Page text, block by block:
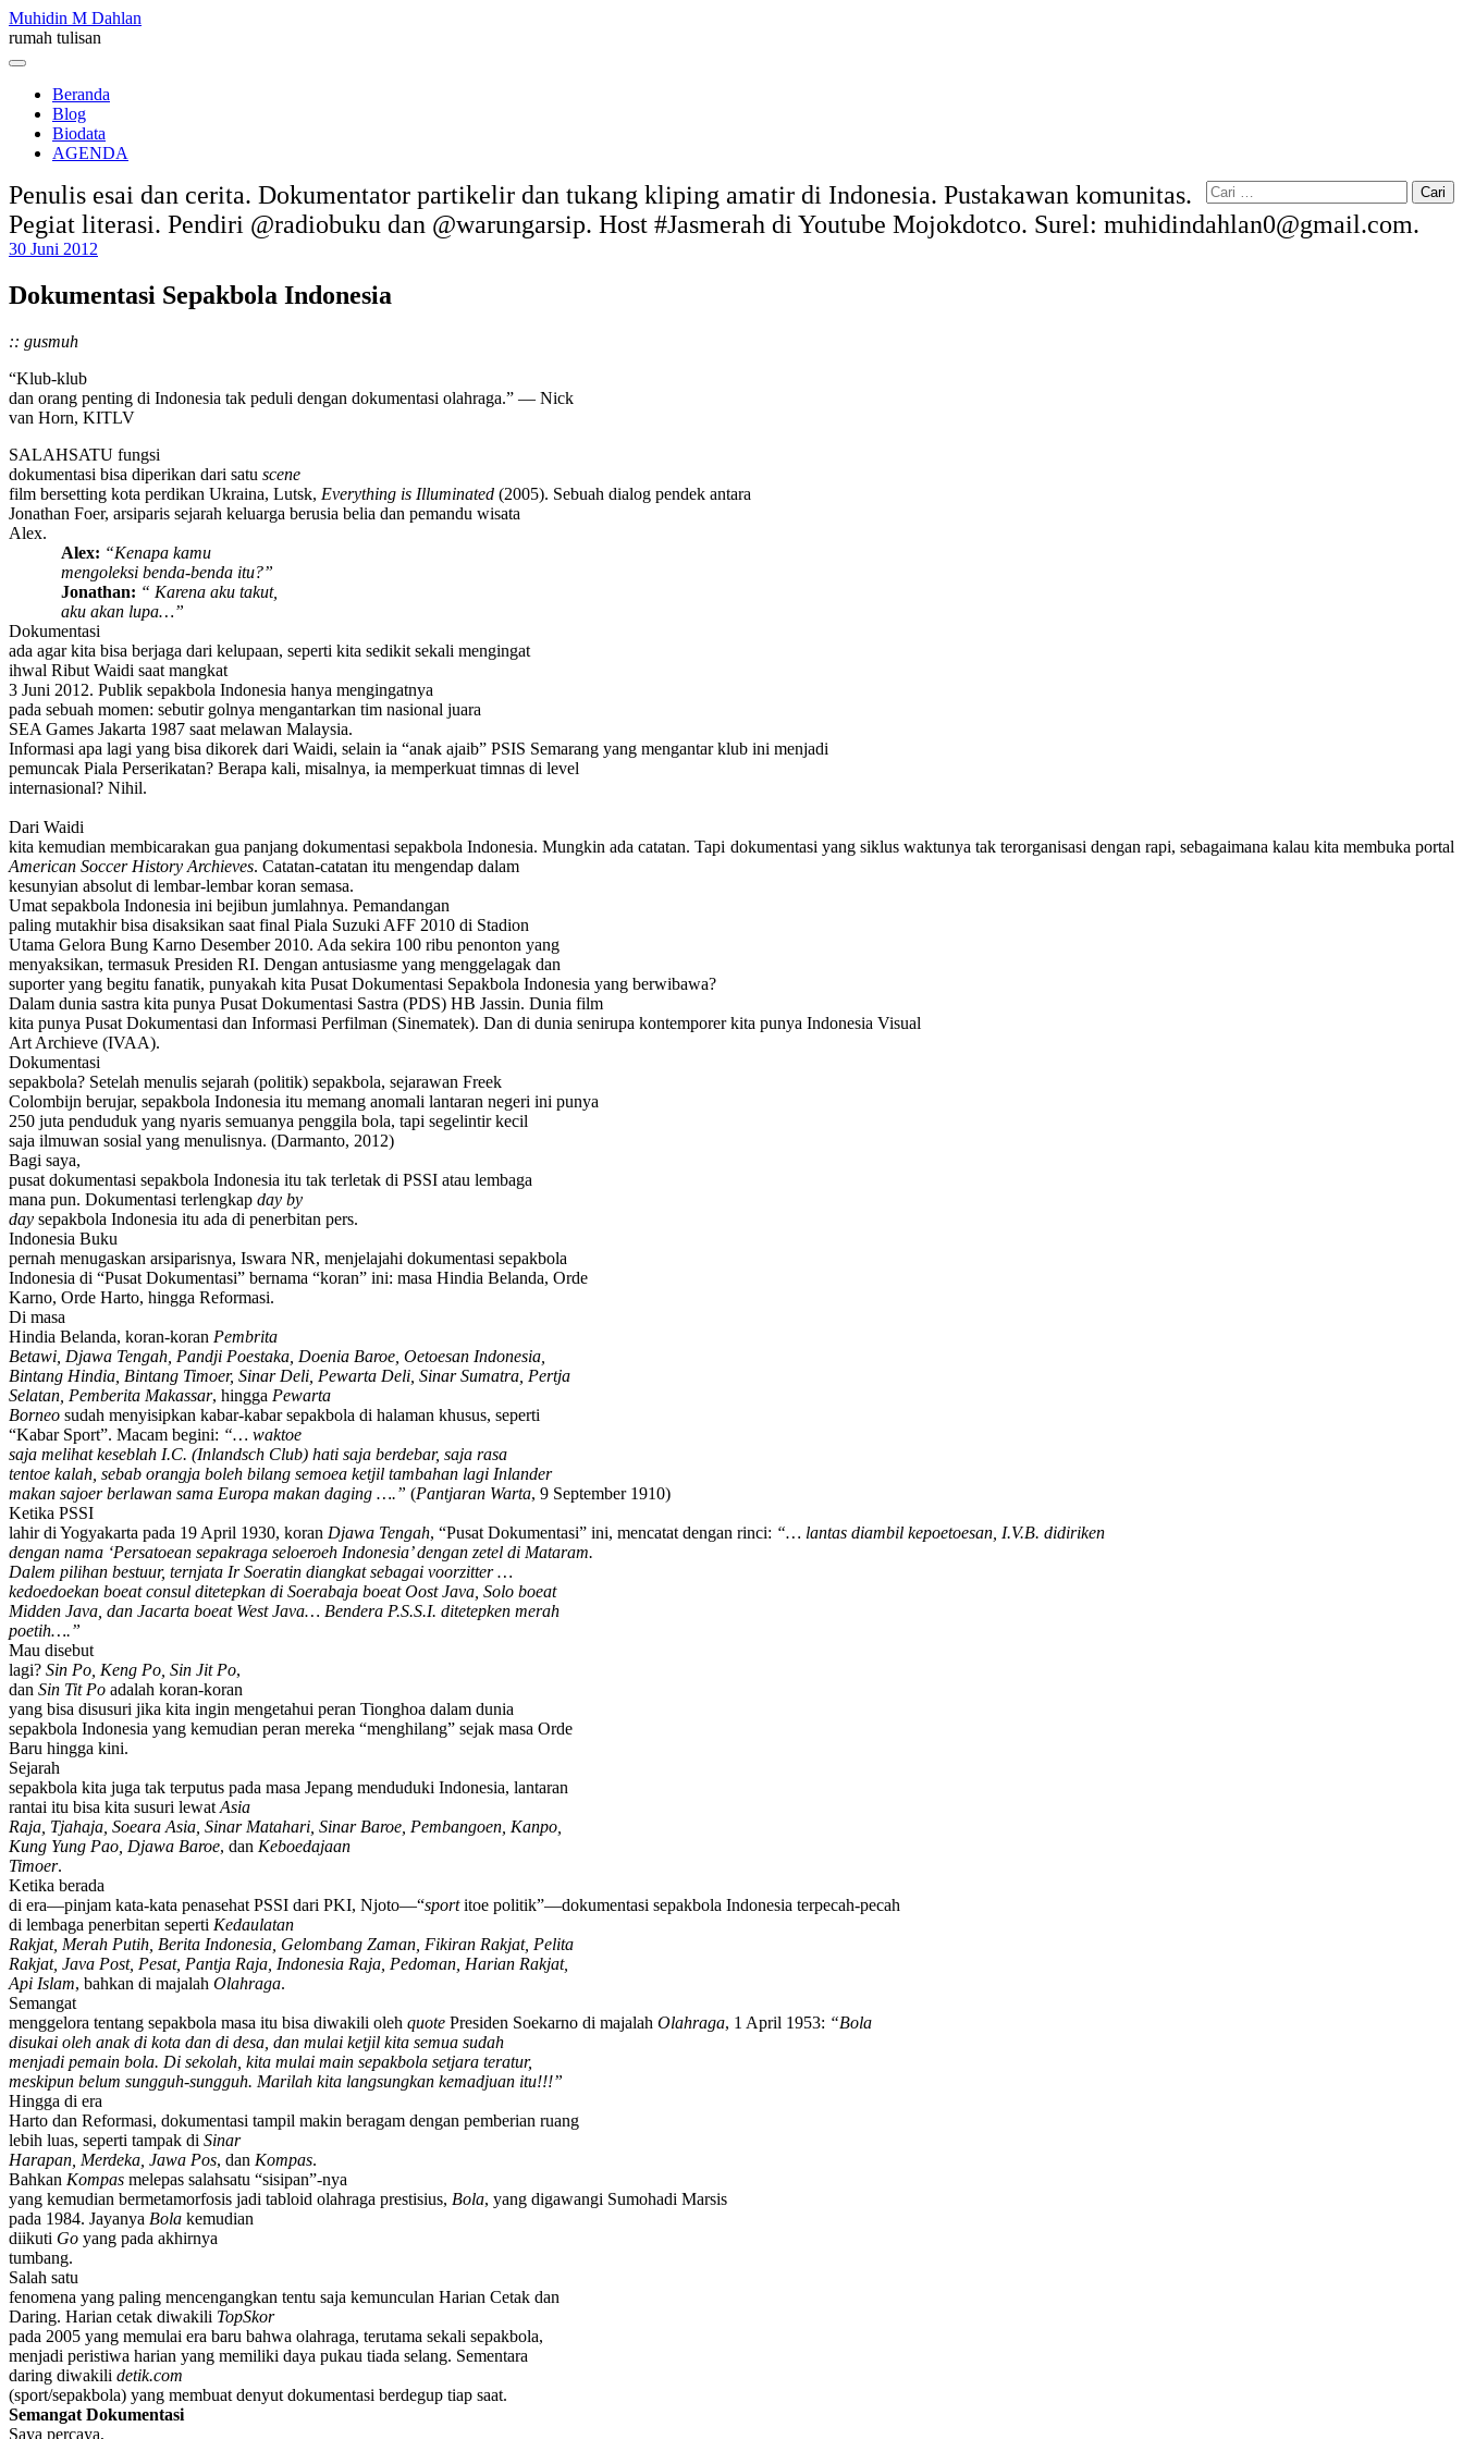
Skip
to
content
Muhidin M Dahlan
rumah tulisan
Menu
Beranda
Blog
Biodata
AGENDA
Cari
untuk:
Penulis esai dan cerita. Dokumentator partikelir dan tukang kliping amatir di Indonesia. Pustakawan komunitas.
Pegiat literasi. Pendiri @radiobuku dan @warungarsip. Host #Jasmerah di Youtube Mojokdotco. Surel: muhidindahlan0@gmail.com.
30 Juni 2012
Dokumentasi Sepakbola Indonesia
:: gusmuh
“Klub-klub
dan orang penting di Indonesia tak peduli dengan dokumentasi olahraga.” — Nick
van Horn, KITLV
SALAHSATU fungsi
dokumentasi bisa diperikan dari satu scene
film bersetting kota perdikan Ukraina, Lutsk, Everything is Illuminated (2005). Sebuah dialog pendek antara
Jonathan Foer, arsiparis sejarah keluarga berusia belia dan pemandu wisata
Alex.
Alex: “Kenapa kamu
mengoleksi benda-benda itu?”
Jonathan: “ Karena aku takut,
aku akan lupa…”
Dokumentasi
ada agar kita bisa berjaga dari kelupaan, seperti kita sedikit sekali mengingat
ihwal Ribut Waidi saat mangkat
3 Juni 2012. Publik sepakbola Indonesia hanya mengingatnya
pada sebuah momen: sebutir golnya mengantarkan tim nasional juara
SEA Games Jakarta 1987 saat melawan Malaysia.
Informasi apa lagi yang bisa dikorek dari Waidi, selain ia “anak ajaib” PSIS Semarang yang mengantar klub ini menjadi
pemuncak Piala Perserikatan? Berapa kali, misalnya, ia memperkuat timnas di level
internasional? Nihil.
Dari Waidi
kita kemudian membicarakan gua panjang dokumentasi sepakbola Indonesia. Mungkin ada catatan. Tapi dokumentasi yang siklus waktunya tak terorganisasi dengan rapi, sebagaimana kalau kita membuka portal
American Soccer History Archieves. Catatan-catatan itu mengendap dalam
kesunyian absolut di lembar-lembar koran semasa.
Umat sepakbola Indonesia ini bejibun jumlahnya. Pemandangan
paling mutakhir bisa disaksikan saat final Piala Suzuki AFF 2010 di Stadion
Utama Gelora Bung Karno Desember 2010. Ada sekira 100 ribu penonton yang
menyaksikan, termasuk Presiden RI. Dengan antusiasme yang menggelagak dan
suporter yang begitu fanatik, punyakah kita Pusat Dokumentasi Sepakbola Indonesia yang berwibawa?
Dalam dunia sastra kita punya Pusat Dokumentasi Sastra (PDS) HB Jassin. Dunia film
kita punya Pusat Dokumentasi dan Informasi Perfilman (Sinematek). Dan di dunia senirupa kontemporer kita punya Indonesia Visual
Art Archieve (IVAA).
Dokumentasi
sepakbola? Setelah menulis sejarah (politik) sepakbola, sejarawan Freek
Colombijn berujar, sepakbola Indonesia itu memang anomali lantaran negeri ini punya
250 juta penduduk yang nyaris semuanya penggila bola, tapi segelintir kecil
saja ilmuwan sosial yang menulisnya. (Darmanto, 2012)
Bagi saya,
pusat dokumentasi sepakbola Indonesia itu tak terletak di PSSI atau lembaga
mana pun. Dokumentasi terlengkap day by
day sepakbola Indonesia itu ada di penerbitan pers.
Indonesia Buku
pernah menugaskan arsiparisnya, Iswara NR, menjelajahi dokumentasi sepakbola
Indonesia di “Pusat Dokumentasi” bernama “koran” ini: masa Hindia Belanda, Orde
Karno, Orde Harto, hingga Reformasi.
Di masa
Hindia Belanda, koran-koran Pembrita
Betawi, Djawa Tengah, Pandji Poestaka, Doenia Baroe, Oetoesan Indonesia,
Bintang Hindia, Bintang Timoer, Sinar Deli, Pewarta Deli, Sinar Sumatra, Pertja
Selatan, Pemberita Makassar, hingga Pewarta
Borneo sudah menyisipkan kabar-kabar sepakbola di halaman khusus, seperti
“Kabar Sport”. Macam begini: “… waktoe
saja melihat keseblah I.C. (Inlandsch Club) hati saja berdebar, saja rasa
tentoe kalah, sebab orangja boleh bilang semoea ketjil tambahan lagi Inlander
makan sajoer berlawan sama Europa makan daging ….” (Pantjaran Warta, 9 September 1910)
Ketika PSSI
lahir di Yogyakarta pada 19 April 1930, koran Djawa Tengah, “Pusat Dokumentasi” ini, mencatat dengan rinci: “… lantas diambil kepoetoesan, I.V.B. didiriken
dengan nama ‘Persatoean sepakraga seloeroeh Indonesia’ dengan zetel di Mataram.
Dalem pilihan bestuur, ternjata Ir Soeratin diangkat sebagai voorzitter …
kedoedoekan boeat consul ditetepkan di Soerabaja boeat Oost Java, Solo boeat
Midden Java, dan Jacarta boeat West Java… Bendera P.S.S.I. ditetepken merah
poetih….”
Mau disebut
lagi? Sin Po, Keng Po, Sin Jit Po,
dan Sin Tit Po adalah koran-koran
yang bisa disusuri jika kita ingin mengetahui peran Tionghoa dalam dunia
sepakbola Indonesia yang kemudian peran mereka “menghilang” sejak masa Orde
Baru hingga kini.
Sejarah
sepakbola kita juga tak terputus pada masa Jepang menduduki Indonesia, lantaran
rantai itu bisa kita susuri lewat Asia
Raja, Tjahaja, Soeara Asia, Sinar Matahari, Sinar Baroe, Pembangoen, Kanpo,
Kung Yung Pao, Djawa Baroe, dan Keboedajaan
Timoer.
Ketika berada
di era—pinjam kata-kata penasehat PSSI dari PKI, Njoto—“sportitoe politik”—dokumentasi sepakbola Indonesia terpecah-pecah
di lembaga penerbitan seperti Kedaulatan
Rakjat, Merah Putih, Berita Indonesia, Gelombang Zaman, Fikiran Rakjat, Pelita
Rakjat, Java Post, Pesat, Pantja Raja, Indonesia Raja, Pedoman, Harian Rakjat,
Api Islam, bahkan di majalah Olahraga.
Semangat
menggelora tentang sepakbola masa itu bisa diwakili oleh quote Presiden Soekarno di majalah Olahraga, 1 April 1953: “Bola
disukai oleh anak di kota dan di desa, dan mulai ketjil kita semua sudah
menjadi pemain bola. Di sekolah, kita mulai main sepakbola setjara teratur,
meskipun belum sungguh-sungguh. Marilah kita langsungkan kemadjuan itu!!!”
Hingga di era
Harto dan Reformasi, dokumentasi tampil makin beragam dengan pemberian ruang
lebih luas, seperti tampak di Sinar
Harapan, Merdeka, Jawa Pos, dan Kompas.
Bahkan Kompas melepas salahsatu “sisipan”-nya
yang kemudian bermetamorfosis jadi tabloid olahraga prestisius, Bola, yang digawangi Sumohadi Marsis
pada 1984. Jayanya Bola kemudian
diikuti Go yang pada akhirnya
tumbang.
Salah satu
fenomena yang paling mencengangkan tentu saja kemunculan Harian Cetak dan
Daring. Harian cetak diwakili TopSkor
pada 2005 yang memulai era baru bahwa olahraga, terutama sekali sepakbola,
menjadi peristiwa harian yang memiliki daya pukau tiada selang. Sementara
daring diwakili detik.com
(sport/sepakbola) yang membuat denyut dokumentasi berdegup tiap saat.
Semangat Dokumentasi
Saya percaya,